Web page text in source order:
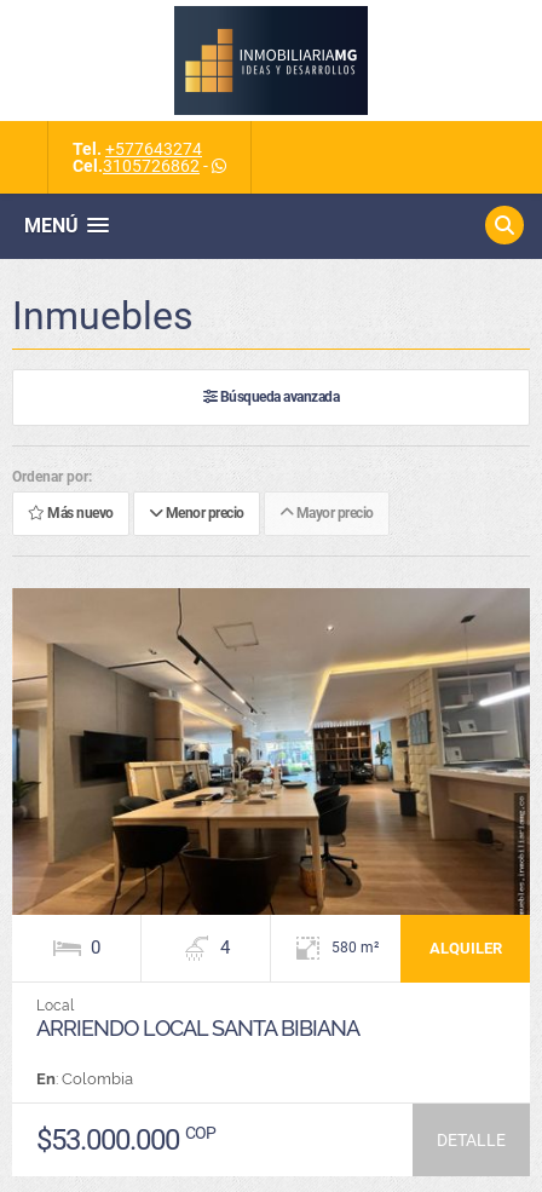
Tel. +577643274
Cel.3105726862 -
MENÚ
Inmuebles
Búsqueda avanzada
Ordenar por:
Más nuevo Menor precio Mayor precio
0 4 580 m² ALQUILER
Local
ARRIENDO LOCAL SANTA BIBIANA
En: Colombia
$53.000.000 COP DETALLE